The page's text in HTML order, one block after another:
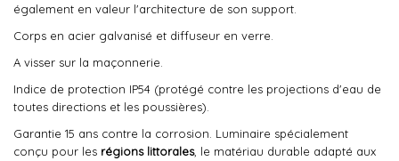
également en valeur l'architecture de son support.
Corps en acier galvanisé et diffuseur en verre.
A visser sur la maçonnerie.
Indice de protection IP54 (protégé contre les projections d'eau de
toutes directions et les poussières).
Garantie 15 ans contre la corrosion. Luminaire spécialement
conçu pour les régions littorales, le matériau durable adapté aux